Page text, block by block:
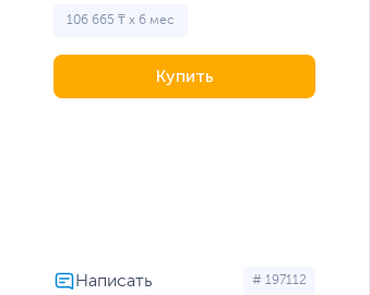
106 665 ₸ x 6 мес
Купить
# 197112